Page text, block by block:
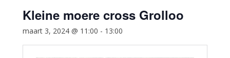
Kleine moere cross Grolloo
maart 3, 2024 @ 11:00 - 13:00